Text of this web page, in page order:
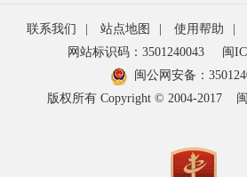
联系我们 站点地图 使用帮助
网站标识码：3501240043
闽
闽公网安备：
版权所有 Copyright © 2004-2017